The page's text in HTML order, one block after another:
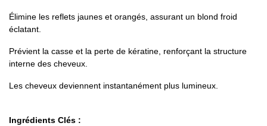
Élimine les reflets jaunes et orangés, assurant un blond froid
éclatant.
Prévient la casse et la perte de kératine, renforçant la structure
interne des cheveux.
Les cheveux deviennent instantanément plus lumineux.
Ingrédients Clés :